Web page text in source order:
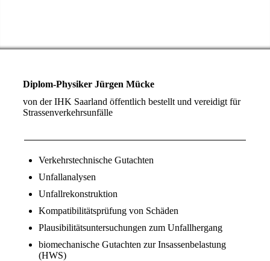
Diplom-Physiker Jürgen Mücke
von der IHK Saarland öffentlich bestellt und vereidigt für
Strassenverkehrsunfälle
Verkehrstechnische Gutachten
Unfallanalysen
Unfallrekonstruktion
Kompatibilitätsprüfung von Schäden
Plausibilitätsuntersuchungen zum Unfallhergang
biomechanische Gutachten zur Insassenbelastung
(HWS)